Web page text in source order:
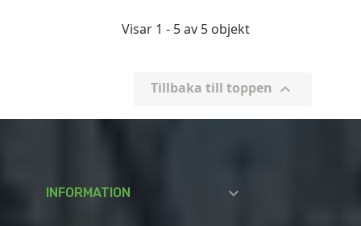
Visar 1 - 5 av 5 objekt
Tillbaka till toppen 
INFORMATION 